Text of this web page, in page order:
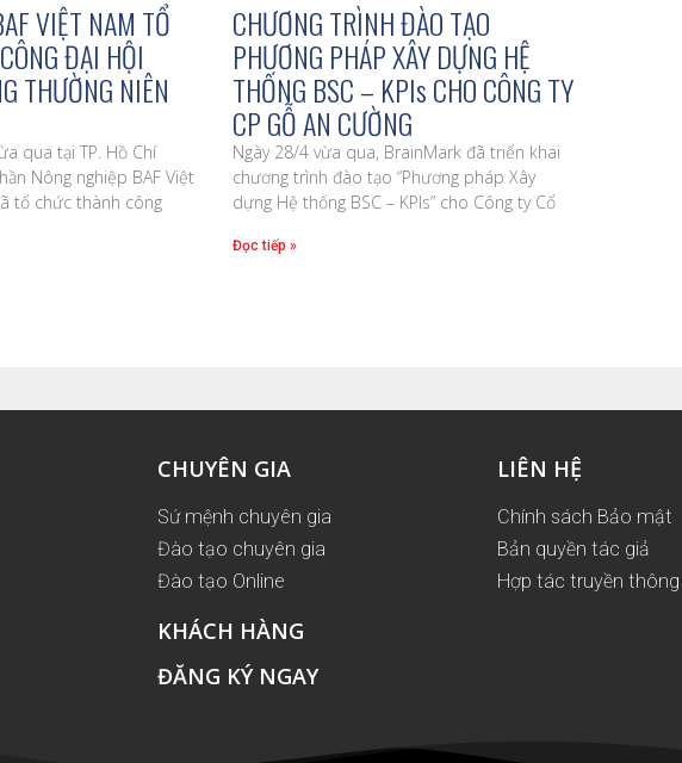
VIỆT NAM TỔ
ĐẠI HỘI
THƯỜNG NIÊN
qua tại TP. Hồ Chí
Nông nghiệp BAF Việt
tổ chức thành công
CHƯƠNG TRÌNH ĐÀO TẠO
PHƯƠNG PHÁP XÂY DỰNG HỆ
THỐNG BSC – KPIs CHO CÔNG TY
CP GỖ AN CƯỜNG
Ngày 28/4 vừa qua, BrainMark đã triển khai
chương trình đào tạo “Phương pháp Xây
dựng Hệ thống BSC – KPIs” cho Công ty Cổ
Đọc tiếp »
CHUYÊN GIA
Sứ mệnh chuyên gia
Đào tạo chuyên gia
Đào tạo Online
KHÁCH HÀNG
ĐĂNG KÝ NGAY
LIÊN HỆ
Chính sách Bảo mật
Bản quyền tác giả
Hợp tác truyền thông